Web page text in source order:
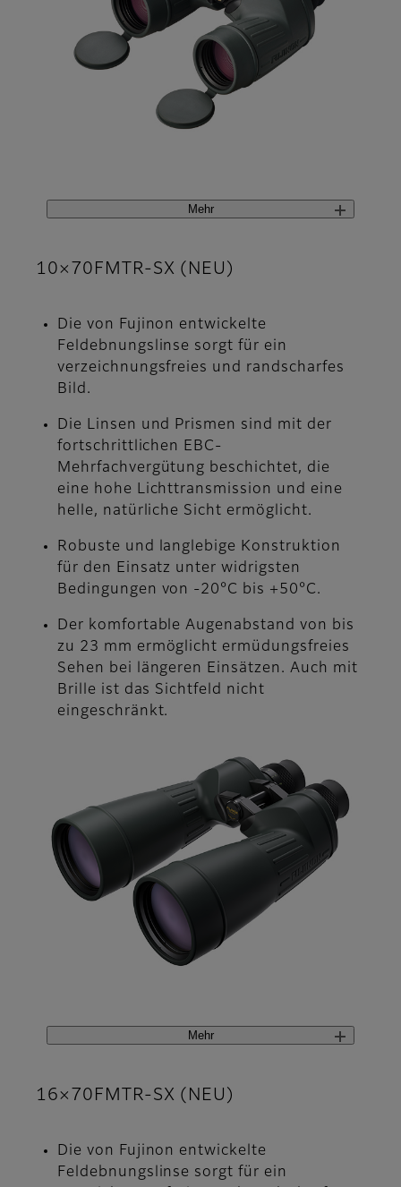
Mehr
10×70FMTR-SX (NEU)
Die von Fujinon entwickelte
Feldebnungslinse sorgt für ein
verzeichnungsfreies und randscharfes
Bild.
Die Linsen und Prismen sind mit der
fortschrittlichen EBC-
Mehrfachvergütung beschichtet, die
eine hohe Lichttransmission und eine
helle, natürliche Sicht ermöglicht.
Robuste und langlebige Konstruktion
für den Einsatz unter widrigsten
Bedingungen von -20°C bis +50°C.
Der komfortable Augenabstand von bis
zu 23 mm ermöglicht ermüdungsfreies
Sehen bei längeren Einsätzen. Auch mit
Brille ist das Sichtfeld nicht
eingeschränkt.
Mehr
16×70FMTR-SX (NEU)
Die von Fujinon entwickelte
Feldebnungslinse sorgt für ein